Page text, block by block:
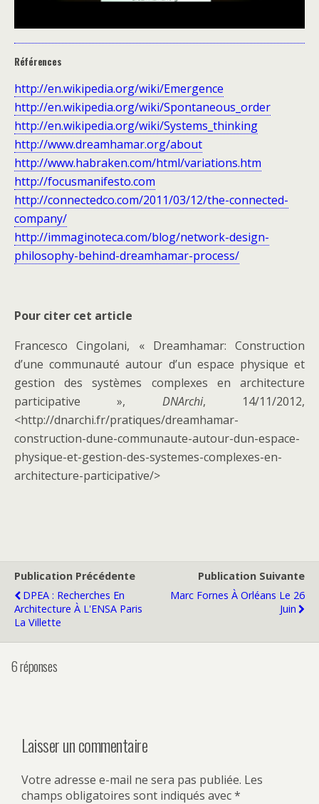
Références
http://en.wikipedia.org/wiki/Emergence
http://en.wikipedia.org/wiki/Spontaneous_order
http://en.wikipedia.org/wiki/Systems_thinking
http://www.dreamhamar.org/about
http://www.habraken.com/html/variations.htm
http://focusmanifesto.com
http://connectedco.com/2011/03/12/the-connected-
company/
http://immaginoteca.com/blog/network-design-
philosophy-behind-dreamhamar-process/
Pour citer cet article
Francesco Cingolani, « Dreamhamar: Construction
d’une communauté autour d’un espace physique et
gestion des systèmes complexes en architecture
participative », DNArchi, 14/11/2012,
<http://dnarchi.fr/pratiques/dreamhamar-
construction-dune-communaute-autour-dun-espace-
physique-et-gestion-des-systemes-complexes-en-
architecture-participative/>
Publication Précédente
DPEA : Recherches En
Architecture À L'ENSA Paris
La Villette
Publication Suivante
Marc Fornes À Orléans Le 26
Juin
6 réponses
Laisser un commentaire
Votre adresse e-mail ne sera pas publiée. Les
champs obligatoires sont indiqués avec*